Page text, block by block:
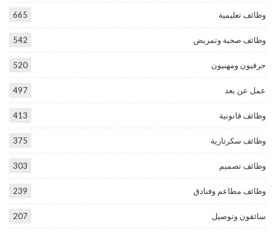
وظائف تعليمية 665
وظائف صحية وتمريض 542
حرفيون ومهنيون 520
عمل عن بعد 497
وظائف قانونية 413
وظائف سكرتارية 375
وظائف تصميم 303
وظائف مطاعم وفنادق 239
سائقون وتوصيل 207